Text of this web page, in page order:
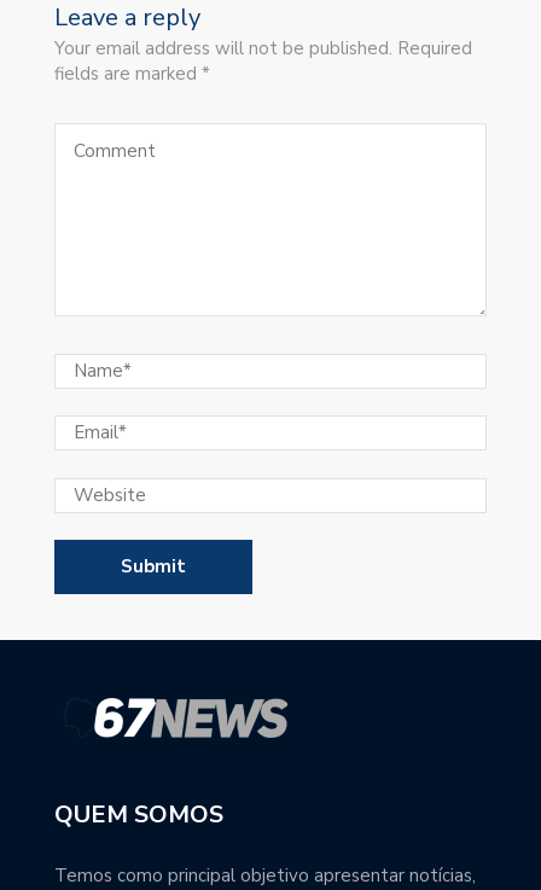
Leave a reply
Your email address will not be published. Required
fields are marked *
QUEM SOMOS
Temos como principal objetivo apresentar notícias,